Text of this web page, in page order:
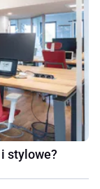
stylowe?